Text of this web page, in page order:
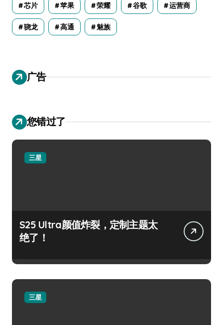
芯片 苹果 荣耀 谷歌 运营商
骁龙 高通 魅族
广告
您错过了
三星
S25 Ultra颜值炸裂，定制主题太
绝了！
三星